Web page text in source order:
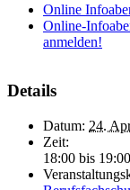
Online
Online-
anmelden!
Details
Datum: 24.
Zeit:
18:00 bis 19:00